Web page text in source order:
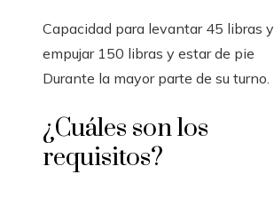
Capacidad para levantar 45 libras y
empujar 150 libras y estar de pie
Durante la mayor parte de su turno.
¿Cuáles son los
requisitos?